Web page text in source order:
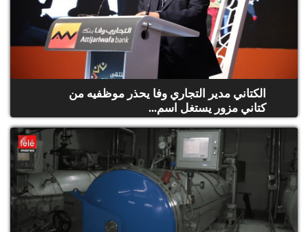
الكتاني مدير التجاري وفا يحذر موظفيه من
كتاني مزور يستغل اسم...